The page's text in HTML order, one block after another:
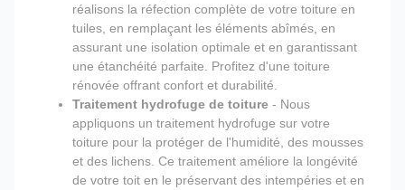
réalisons la réfection complète de votre toiture en
tuiles, en remplaçant les éléments abîmés, en
assurant une isolation optimale et en garantissant
une étanchéité parfaite. Profitez d'une toiture
rénovée offrant confort et durabilité.
Traitement hydrofuge de toiture - Nous
appliquons un traitement hydrofuge sur votre
toiture pour la protéger de l'humidité, des mousses
et des lichens. Ce traitement améliore la longévité
de votre toit en le préservant des intempéries et en